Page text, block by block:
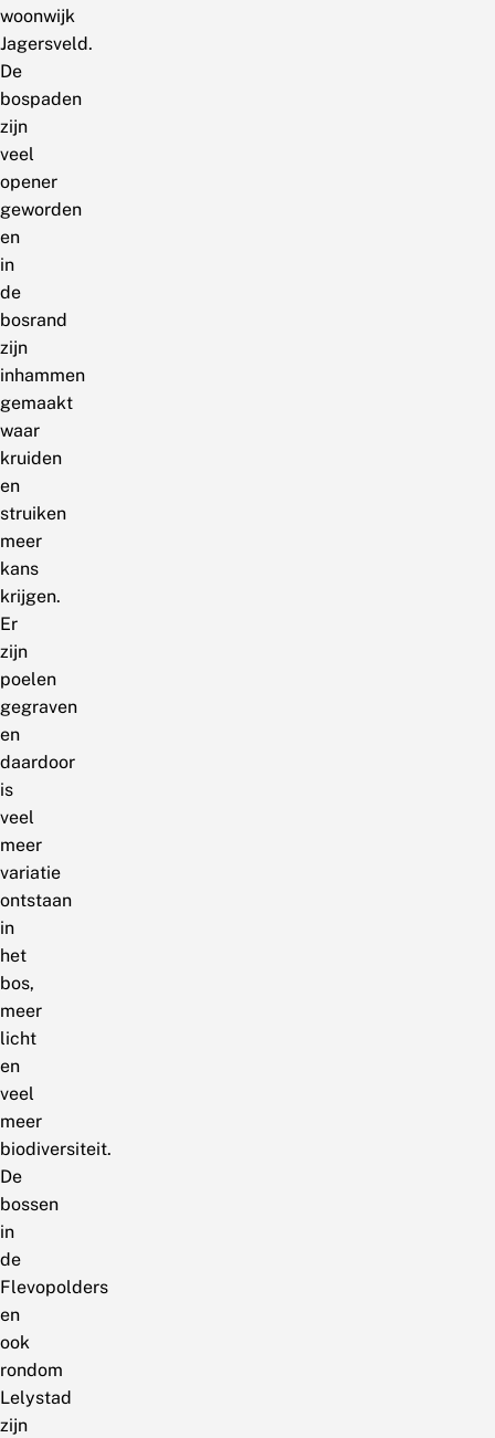
woonwijk
Jagersveld.
De
bospaden
zijn
veel
opener
geworden
en
in
de
bosrand
zijn
inhammen
gemaakt
waar
kruiden
en
struiken
meer
kans
krijgen.
Er
zijn
poelen
gegraven
en
daardoor
is
veel
meer
variatie
ontstaan
in
het
bos,
meer
licht
en
veel
meer
biodiversiteit.
De
bossen
in
de
Flevopolders
en
ook
rondom
Lelystad
zijn